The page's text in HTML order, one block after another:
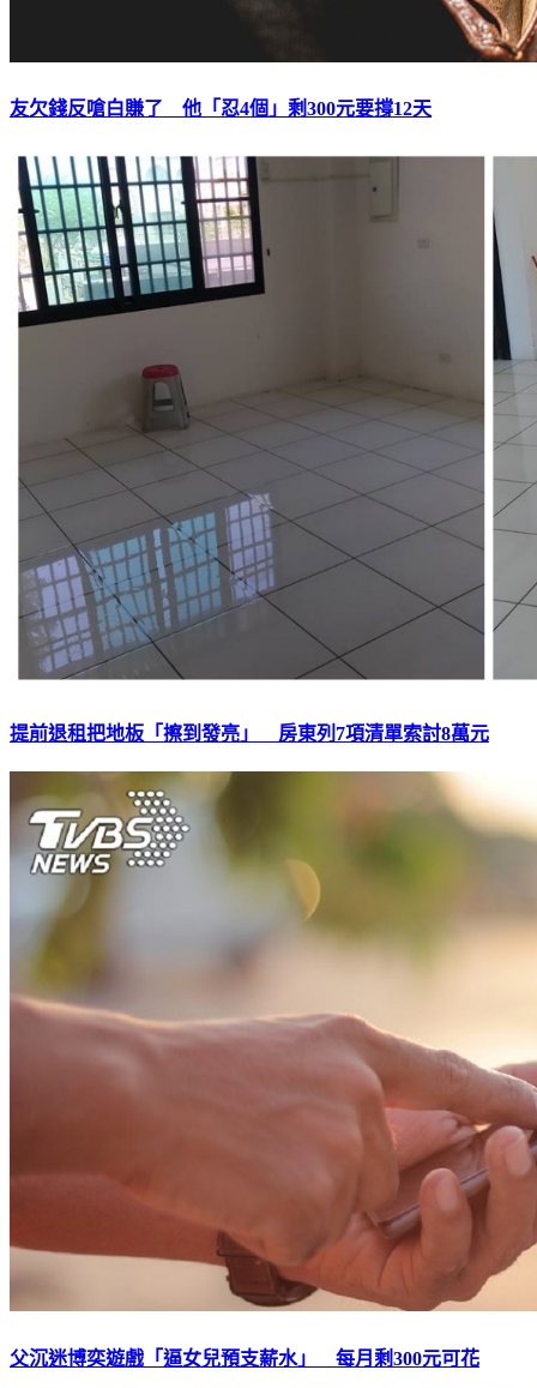
友欠錢反嗆白賺了 他「忍4個」剩300元要撐12天
提前退租把地板「擦到發亮」 房東列7項清單索討8萬元
父沉迷博奕遊戲「逼女兒預支薪水」 每月剩300元可花